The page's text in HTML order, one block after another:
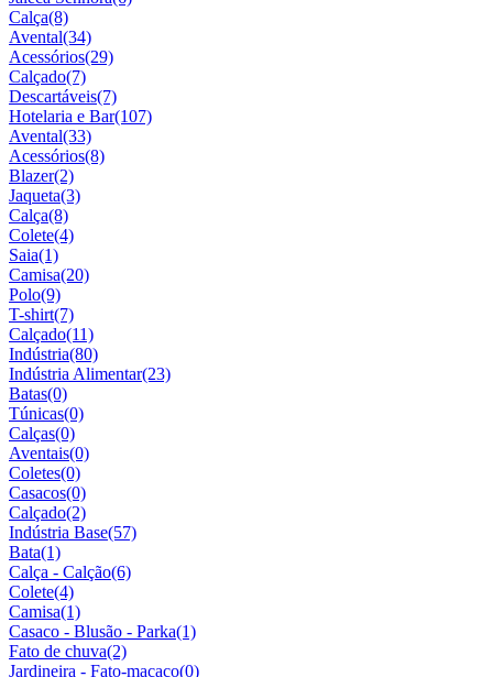
Calça(8)
Avental(34)
Acessórios(29)
Calçado(7)
Descartáveis(7)
Hotelaria e Bar(107)
Avental(33)
Acessórios(8)
Blazer(2)
Jaqueta(3)
Calça(8)
Colete(4)
Saia(1)
Camisa(20)
Polo(9)
T-shirt(7)
Calçado(11)
Indústria(80)
Indústria Alimentar(23)
Batas(0)
Túnicas(0)
Calças(0)
Aventais(0)
Coletes(0)
Casacos(0)
Calçado(2)
Indústria Base(57)
Bata(1)
Calça - Calção(6)
Colete(4)
Camisa(1)
Casaco - Blusão - Parka(1)
Fato de chuva(2)
Jardineira - Fato-macaco(0)